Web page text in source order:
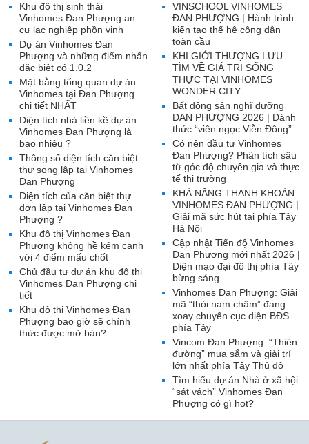
VINSCHOOL VINHOMES
ĐAN PHƯỢNG | Hành trình
kiến tạo thế hệ công dân
toàn cầu
KHI GIỚI THƯỢNG LƯU
TÌM VỀ GIÁ TRỊ SỐNG
THỰC TẠI VINHOMES
WONDER CITY
Bất động sản nghĩ dưỡng
ĐAN PHƯỢNG 2026 | Đánh
thức “viên ngọc Viễn Đông”
Có nên đầu tư Vinhomes
Đan Phượng? Phân tích sâu
từ góc độ chuyên gia và thực
tế thị trường
KHẢ NĂNG THANH KHOẢN
VINHOMES ĐAN PHƯỢNG |
Giải mã sức hút tại phía Tây
Hà Nội
Cập nhật Tiến độ Vinhomes
Đan Phượng mới nhất 2026 |
Diện mạo đại đô thị phía Tây
bừng sáng
Vinhomes Đan Phượng: Giải
mã “thỏi nam châm” đang
xoay chuyển cục diện BĐS
phía Tây
Vincom Đan Phượng: “Thiên
đường” mua sắm và giải trí
lớn nhất phía Tây Thủ đô
Tìm hiểu dự án Nhà ở xã hội
“sát vách” Vinhomes Đan
Phượng có gì hot?
Khu đô thị sinh thái
Vinhomes Đan Phượng an
cư lạc nghiệp phồn vinh
Dự án Vinhomes Đan
Phượng và những điểm nhấn
đặc biệt có 1.0.2
Mặt bằng tổng quan dự án
Vinhomes tại Đan Phượng
chi tiết NHẤT
Diện tích nhà liền kề dự án
Vinhomes Đan Phượng là
bao nhiêu ?
Thông số diện tích căn biệt
thự song lập tại Vinhomes
Đan Phượng
Diện tích của căn biệt thự
đơn lập tại Vinhomes Đan
Phượng ?
Khu đô thị Vinhomes Đan
Phượng không hề kém cạnh
với 4 điểm mấu chốt
Chủ đầu tư dự án khu đô thị
Vinhomes Đan Phượng chi
tiết
Khu đô thị Vinhomes Đan
Phượng bao giờ sẽ chính
thức được mở bán?